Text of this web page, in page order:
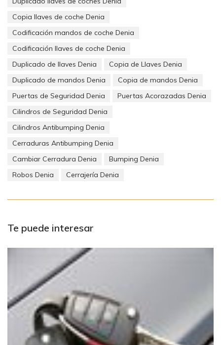
Copia llaves de coche Denia
Codificación mandos de coche Denia
Codificación llaves de coche Denia
Duplicado de llaves Denia
Copia de Llaves Denia
Duplicado de mandos Denia
Copia de mandos Denia
Puertas de Seguridad Denia
Puertas Acorazadas Denia
Cilindros de Seguridad Denia
Cilindros Antibumping Denia
Cerraduras Antibumping Denia
Cambiar Cerradura Denia
Bumping Denia
Robos Denia
Cerrajería Denia
Te puede interesar